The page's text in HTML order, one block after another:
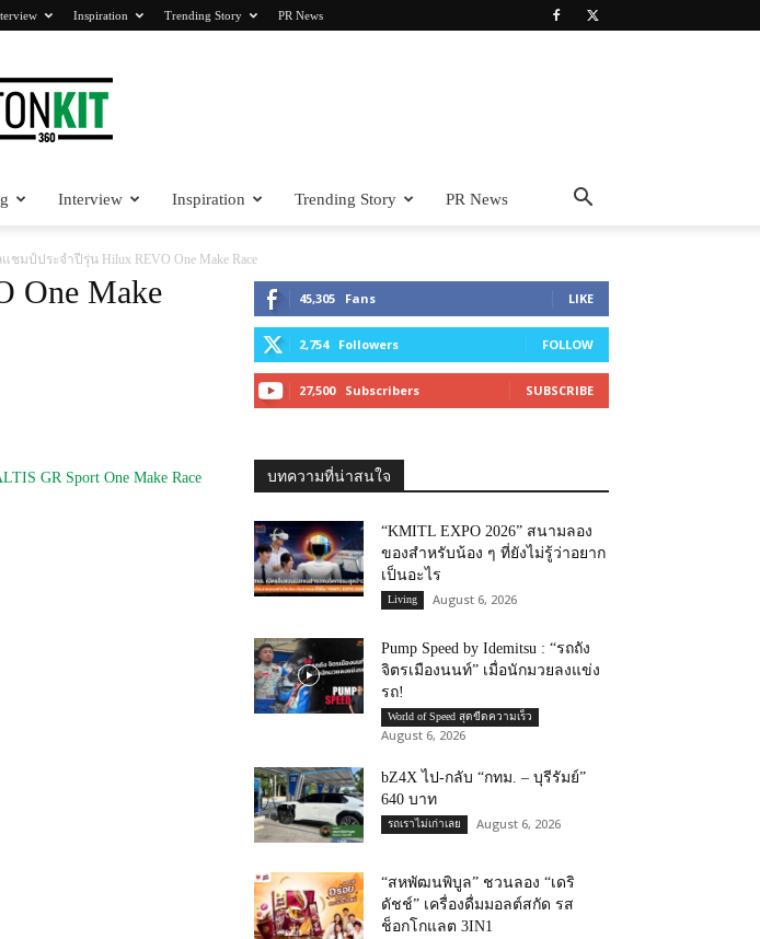
Inspiration Trending Story PR News
Interview Inspiration Trending Story PR News
ชมป์ประจำปีรุ่น Hilux REVO One Make Race
Make
45,305 Fans LIKE
2,754 Followers FOLLOW
27,500 Subscribers SUBSCRIBE
บทความที่น่าสนใจ
“KMITL EXPO 2026” สนามลอง
ของสำหรับน้อง ๆ ที่ยังไม่รู้ว่าอยาก
เป็นอะไร
Living August 6, 2026
Pump Speed by Idemitsu : “รถถัง
จิตรเมืองนนท์” เมื่อนักมวยลงแข่ง
รถ!
World of Speed สุดขีดความเร็ว
August 6, 2026
bZ4X ไป-กลับ “กทม. – บุรีรัมย์”
640 บาท
รถเราไม่เก่าเลย August 6, 2026
“สหพัฒนพิบูล” ชวนลอง “เดริ
ดัชช์” เครื่องดื่มมอลต์สกัด รส
ช็อกโกแลต 3IN1